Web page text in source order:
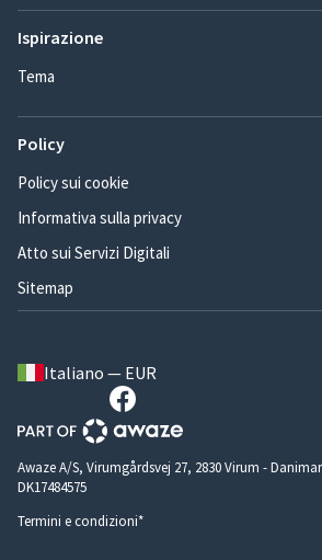
Ispirazione
Tema
Policy
Policy sui cookie
Informativa sulla privacy
Atto sui Servizi Digitali
Sitemap
Italiano — EUR
Awaze A/S, Virumgårdsvej 27, 2830 Virum -
DK17484575
Termini e condizioni*